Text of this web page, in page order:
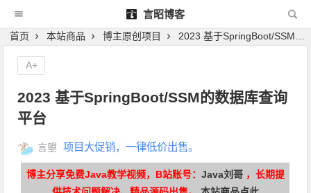
言昭博客
首页 本站商品 博主原创项目 2023 基于SpringBoot/SSM的数据库查询平台
2023 基于SpringBoot/SSM的数据库查询
平台
言曌 项目大促销，一律低价出售。
博主分享免费Java教学视频，B站账号： Java刘哥，长期提
A+